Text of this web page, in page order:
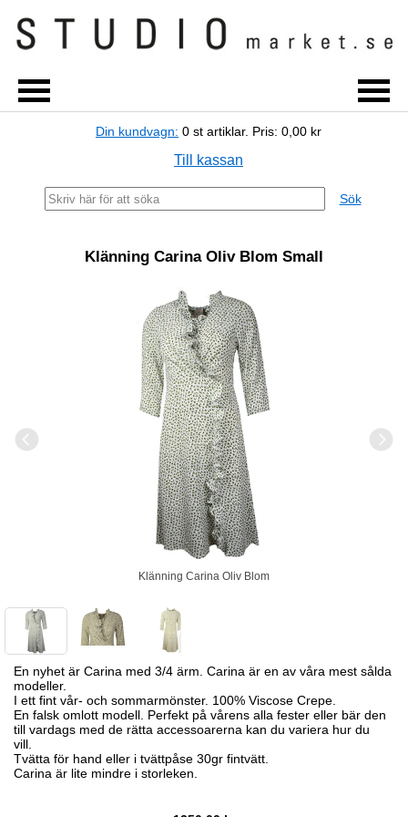
Din kundvagn: 0 st artiklar. Pris: 0,00 kr
Till kassan
Sök
Klänning Carina Oliv Blom Small
Klänning Carina Oliv Blom
En nyhet är Carina med 3/4 ärm. Carina är en av våra mest sålda
modeller.
I ett fint vår- och sommarmönster. 100% Viscose Crepe.
En falsk omlott modell. Perfekt på vårens alla fester eller bär den
till vardags med de rätta accessoarerna kan du variera hur du
vill.
Tvätta för hand eller i tvättpåse 30gr fintvätt.
Carina är lite mindre i storleken.